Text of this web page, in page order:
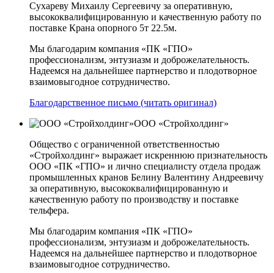
Сухареву Михаилу Сергеевичу за оперативную,
высококвалифицированную и качественную работу по
поставке Крана опорного 5т 22.5м.
Мы благодарим компания «ПК «ГПО»
профессионализм, энтузиазм и доброжелательность.
Надеемся на дальнейшее партнерство и плодотворное
взаимовыгодное сотрудничество.
Благодарственное письмо (читать оригинал)
ООО «Стройхолдинг»
Общество с ограниченной ответственностью
«Стройхолдинг» выражает искреннюю признательность
ООО «ПК «ГПО» и лично специалисту отдела продаж
промышленных кранов Белину Валентину Андреевичу
за оперативную, высококвалифицированную и
качественную работу по производству и поставке
тельфера.
Мы благодарим компания «ПК «ГПО»
профессионализм, энтузиазм и доброжелательность.
Надеемся на дальнейшее партнерство и плодотворное
взаимовыгодное сотрудничество.